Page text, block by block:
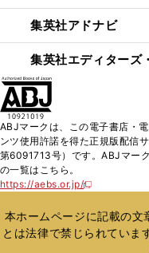
集英社アドナビ
集英社エディターズ
ABJマークは、この電子書店・
ンツ使用許諾を得た正規版配信
第6091713号）です。ABJマー
の一覧はこちら。
https://aebs.or.jp/
新
い
ウ
ィ
本ホームページに記載の文
とは法律で禁じられていま